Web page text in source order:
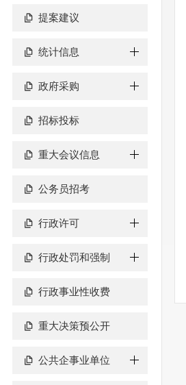
提案建议
统计信息
政府采购
招标投标
重大会议信息
公务员招考
行政许可
行政处罚和强制
行政事业性收费
重大决策预公开
公共企事业单位